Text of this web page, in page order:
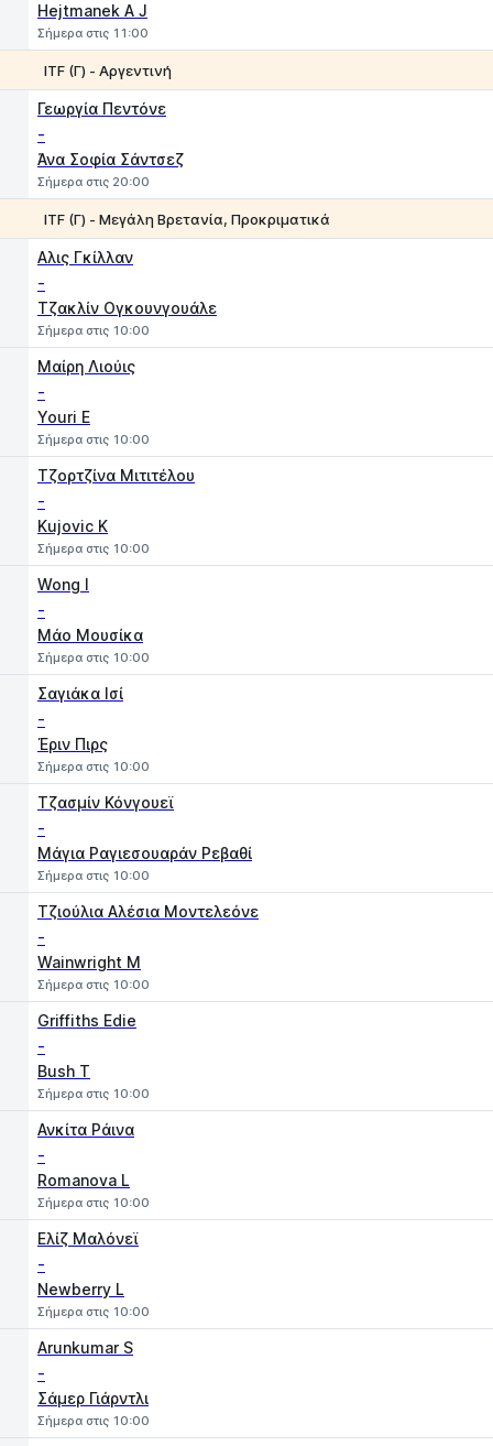
Hejtmanek A J
Σήμερα στις 11:00
ITF (Γ) - Αργεντινή
Γεωργία Πεντόνε
-
Άνα Σοφία Σάντσεζ
Σήμερα στις 20:00
ITF (Γ) - Μεγάλη Βρετανία, Προκριματικά
Aλις Γκίλλαν
-
Τζακλίν Ογκουνγουάλε
Σήμερα στις 10:00
Μαίρη Λιούις
-
Youri E
Σήμερα στις 10:00
Τζορτζίνα Μιτιτέλου
-
Kujovic K
Σήμερα στις 10:00
Wong I
-
Μάο Μουσίκα
Σήμερα στις 10:00
Σαγιάκα Ισί
-
Έριν Πιρς
Σήμερα στις 10:00
Τζασμίν Κόνγουεϊ
-
Μάγια Ραγιεσουαράν Ρεβαθί
Σήμερα στις 10:00
Τζιούλια Αλέσια Μοντελεόνε
-
Wainwright M
Σήμερα στις 10:00
Griffiths Edie
-
Bush T
Σήμερα στις 10:00
Ανκίτα Ράινα
-
Romanova L
Σήμερα στις 10:00
Ελίζ Μαλόνεϊ
-
Newberry L
Σήμερα στις 10:00
Arunkumar S
-
Σάμερ Γιάρντλι
Σήμερα στις 10:00